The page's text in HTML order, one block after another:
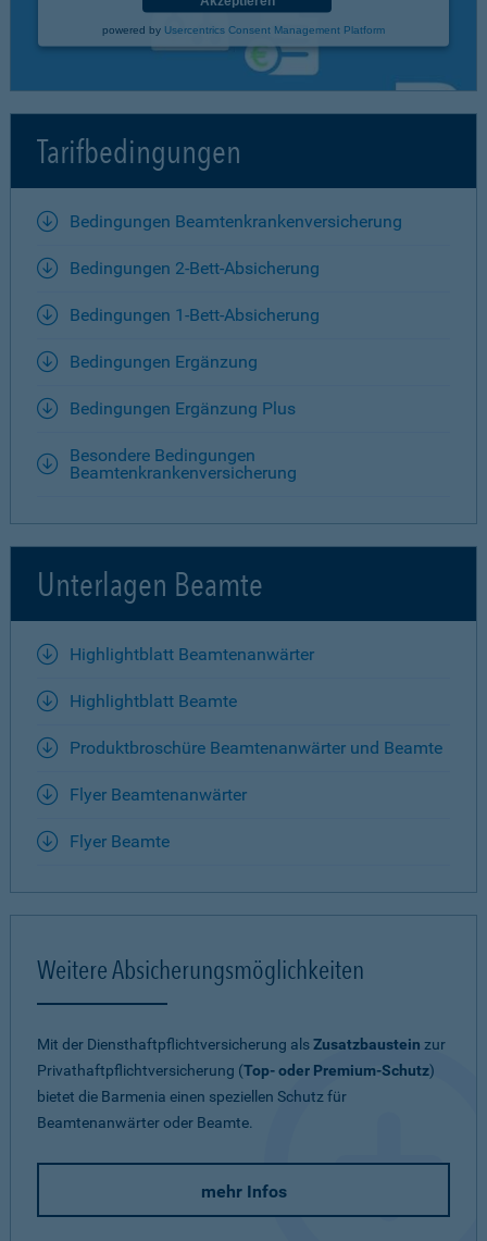
powered by Usercentrics Consent Management Platform
Tarifbedingungen
Bedingungen Beamtenkrankenversicherung
Bedingungen 2-Bett-Absicherung
Bedingungen 1-Bett-Absicherung
Bedingungen Ergänzung
Bedingungen Ergänzung Plus
Besondere Bedingungen
Beamtenkrankenversicherung
Unterlagen Beamte
Highlightblatt Beamtenanwärter
Highlightblatt Beamte
Produktbroschüre Beamtenanwärter und Beamte
Flyer Beamtenanwärter
Flyer Beamte
Weitere Absicherungsmöglichkeiten
Mit der Diensthaftpflichtversicherung alsZusatzbaustein zur
Privathaftpflichtversicherung (Top- oder Premium-Schutz)
bietet die Barmenia einen speziellen Schutz für
Beamtenanwärter oder Beamte.
mehr Infos